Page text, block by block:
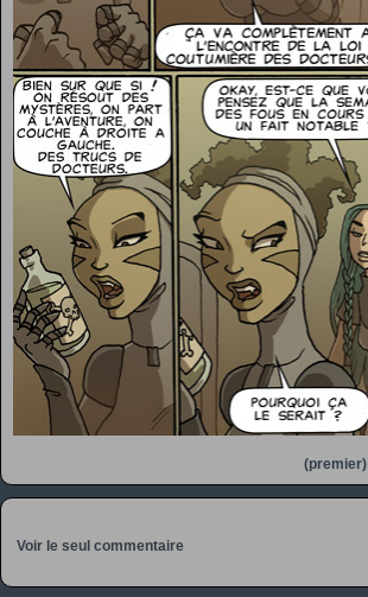
(premier)
Voir le seul commentaire